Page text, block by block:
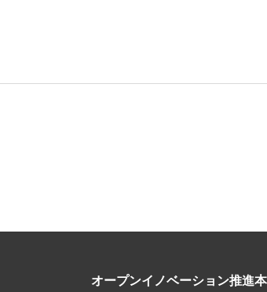
オープンイノベーション推進